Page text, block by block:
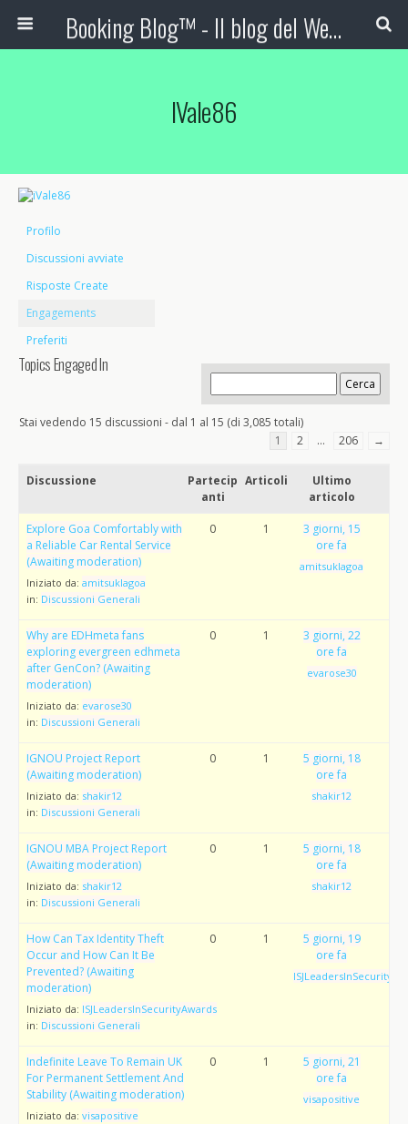
Booking Blog™ - Il blog del Web Marketing Turistico
IVale86
Profilo
Discussioni avviate
Risposte Create
Engagements
Preferiti
Topics Engaged In
Stai vedendo 15 discussioni - dal 1 al 15 (di 3,085 totali)
1
2 … 206 →
Discussione
Partecip
anti
Articoli
Ultimo
articolo
Explore Goa Comfortably with
a Reliable Car Rental Service
(Awaiting moderation)
Iniziato da: amitsuklagoa
in: Discussioni Generali
0 1
3 giorni, 15
ore fa
amitsuklagoa
Why are EDHmeta fans
exploring evergreen edhmeta
after GenCon? (Awaiting
moderation)
Iniziato da: evarose30
in: Discussioni Generali
0 1
3 giorni, 22
ore fa
evarose30
IGNOU Project Report
(Awaiting moderation)
Iniziato da: shakir12
in: Discussioni Generali
0 1
5 giorni, 18
ore fa
shakir12
IGNOU MBA Project Report
(Awaiting moderation)
Iniziato da: shakir12
in: Discussioni Generali
0 1
5 giorni, 18
ore fa
shakir12
How Can Tax Identity Theft
Occur and How Can It Be
Prevented? (Awaiting
moderation)
Iniziato da: ISJLeadersInSecurityAwards
in: Discussioni Generali
0 1
5 giorni, 19
ore fa
Indefinite Leave To Remain UK
For Permanent Settlement And
Stability (Awaiting moderation)
Iniziato da: visapositive
0 1
5 giorni, 21
ore fa
visapositive